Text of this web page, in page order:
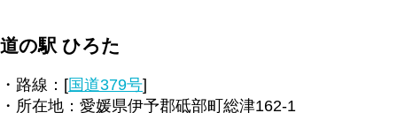
道の駅 ひろた
・路線：[国道379号]
・所在地：愛媛県伊予郡砥部町総津162-1